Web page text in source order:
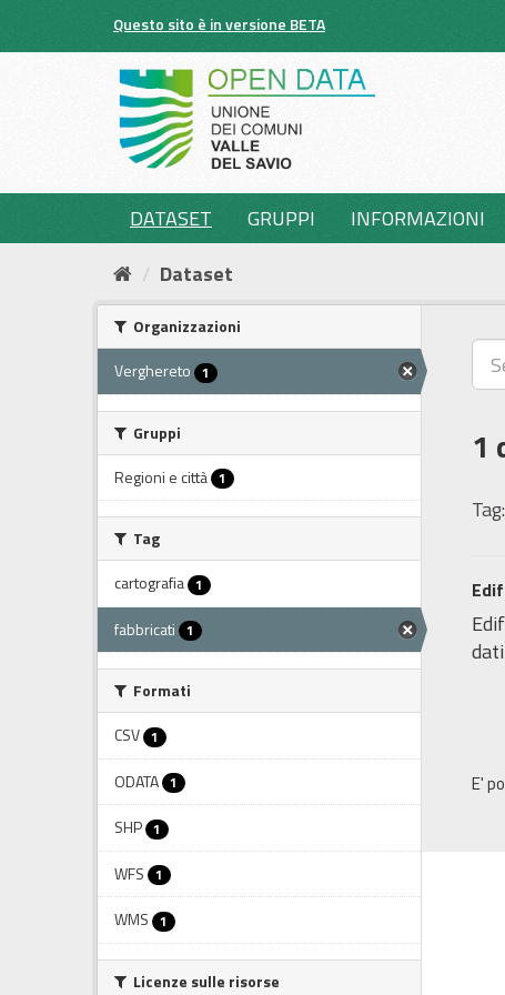
Questo sito è in versione BETA
DATASET GRUPPI
INFORMAZIONI
Dataset
Organizzazioni
Verghereto 1
Gruppi
Regioni e città 1
Tag
cartografia 1
fabbricati 1
Formati
CSV 1
ODATA 1
SHP 1
WFS 1
WMS 1
Licenze sulle risorse
1
Tag:
E'